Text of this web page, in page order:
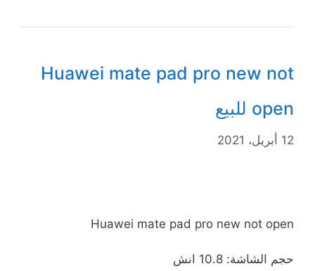
Huawei mate pad pro new not
open للبيع
12 أبريل، 2021
Huawei mate pad pro new not open
حجم الشاشة: 10.8 انش